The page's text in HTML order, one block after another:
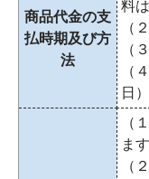
商品代金の支
払時期及び方
法
料
（
（
（
日）
（
ます
（